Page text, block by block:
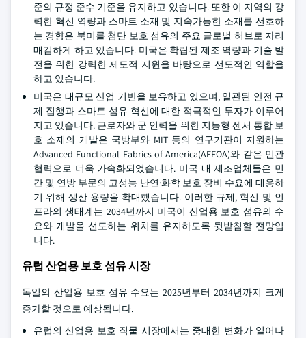
준의 규정 준수 기준을 유지하고 있습니다. 또한 이 지역의 강
력한 혁신 역량과 스마트 소재 및 지속가능한 소재를 선호하
는 경향은 북미를 첨단 보호 섬유의 주요 글로벌 허브로 자리
매김하게 하고 있습니다. 미국은 확립된 제조 역량과 기술 발
전을 위한 강력한 제도적 지원을 바탕으로 선도적인 역할을
하고 있습니다.
미국은 대규모 산업 기반을 보유하고 있으며, 일관된 안전 규
제 집행과 스마트 섬유 혁신에 대한 적극적인 투자가 이루어
지고 있습니다. 근로자와 군 인력을 위한 지능형 센서 통합 보
호 소재의 개발은 국방부와 MIT 등의 연구기관이 지원하는
Advanced Functional Fabrics of America(AFFOA)와 같은 민관
협력으로 더욱 가속화되었습니다. 미국 내 제조업체들은 민
간 및 연방 부문의 고성능 난연·화학 보호 장비 수요에 대응하
기 위해 생산 용량을 확대했습니다. 이러한 규제, 혁신 및 인
프라의 생태계는 2034년까지 미국이 산업용 보호 섬유의 수
요와 개발을 선도하는 위치를 유지하도록 뒷받침할 전망입
니다.
유럽 산업용 보호 섬유 시장
독일의 산업용 보호 섬유 수요는 2025년부터 2034년까지 크게
증가할 것으로 예상됩니다.
유럽의 산업용 보호 직물 시장에서는 중대한 변화가 일어나